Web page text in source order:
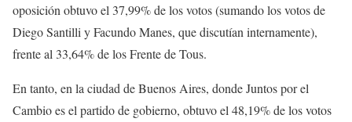
oposición obtuvo el 37,99% de los votos (sumando los votos de
Diego Santilli y Facundo Manes, que discutían internamente),
frente al 33,64% de los Frente de Tous.
En tanto, en la ciudad de Buenos Aires, donde Juntos por el
Cambio es el partido de gobierno, obtuvo el 48,19% de los votos